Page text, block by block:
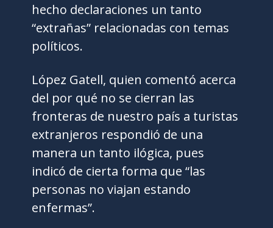
hecho declaraciones un tanto
“extrañas” relacionadas con temas
políticos.
López Gatell, quien comentó acerca
del por qué no se cierran las
fronteras de nuestro país a turistas
extranjeros respondió de una
manera un tanto ilógica, pues
indicó de cierta forma que “las
personas no viajan estando
enfermas”.